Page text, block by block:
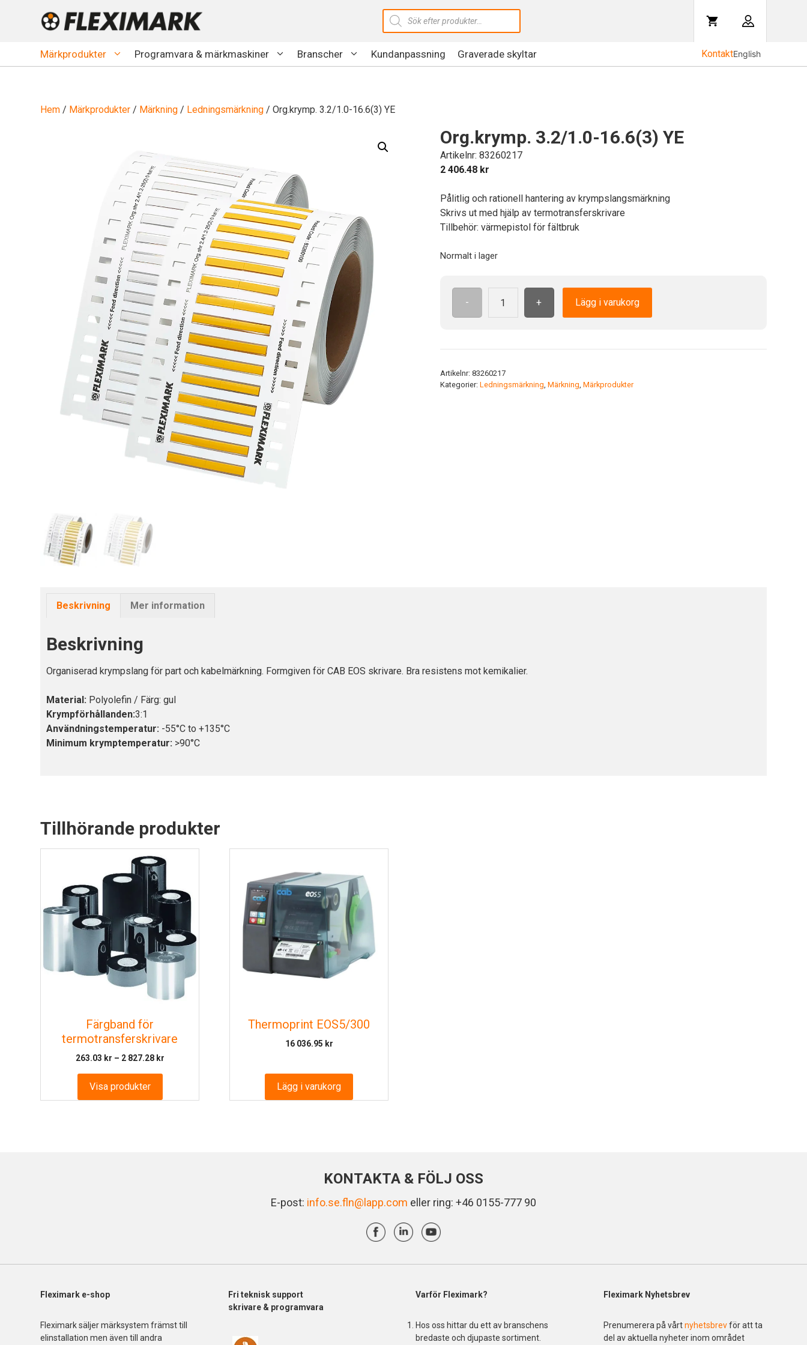
Produktsökning
KontaktEnglish
Märkprodukter Programvara & märkmaskiner Branscher Kundanpassning Graverade skyltar
Hem / Märkprodukter / Märkning / Ledningsmärkning / Org.krymp. 3.2/1.0-16.6(3) YE
Org.krymp. 3.2/1.0-16.6(3) YE
Artikelnr: 83260217
2 406.48 kr
Pålitlig och rationell hantering av krympslangsmärkning
Skrivs ut med hjälp av termotransferskrivare
Tillbehör: värmepistol för fältbruk
Normalt i lager
-
YE
+ Lägg i varukorg
Artikelnr: 83260217
Kategorier: Ledningsmärkning, Märkning, Märkprodukter
Beskrivning Mer information
Beskrivning
Organiserad krympslang för part och kabelmärkning. Formgiven för CAB EOS skrivare. Bra resistens mot kemikalier.
Material: Polyolefin / Färg: gul
Krympförhållanden:3:1
Användningstemperatur: -55°C to +135°C
Minimum krymptemperatur: >90°C
Tillhörande produkter
Färgband för
termotransferskrivare
263.03 kr – 2 827.28 krPrisintervall:
Visa produkter
Thermoprint EOS5/300
16 036.95 kr
Lägg i varukorg
KONTAKTA & FÖLJ OSS
E-post: info.se.fln@lapp.com eller ring: +46 0155-777 90
Fleximark e-shop
Fleximark säljer märksystem främst till
elinstallation men även till andra
Fri teknisk support
skrivare & programvara
Varför Fleximark?
Hos oss hittar du ett av branschens
bredaste och djupaste sortiment.
Fleximark Nyhetsbrev
Prenumerera på vårtnyhetsbrevför att ta
del av aktuella nyheter inom området